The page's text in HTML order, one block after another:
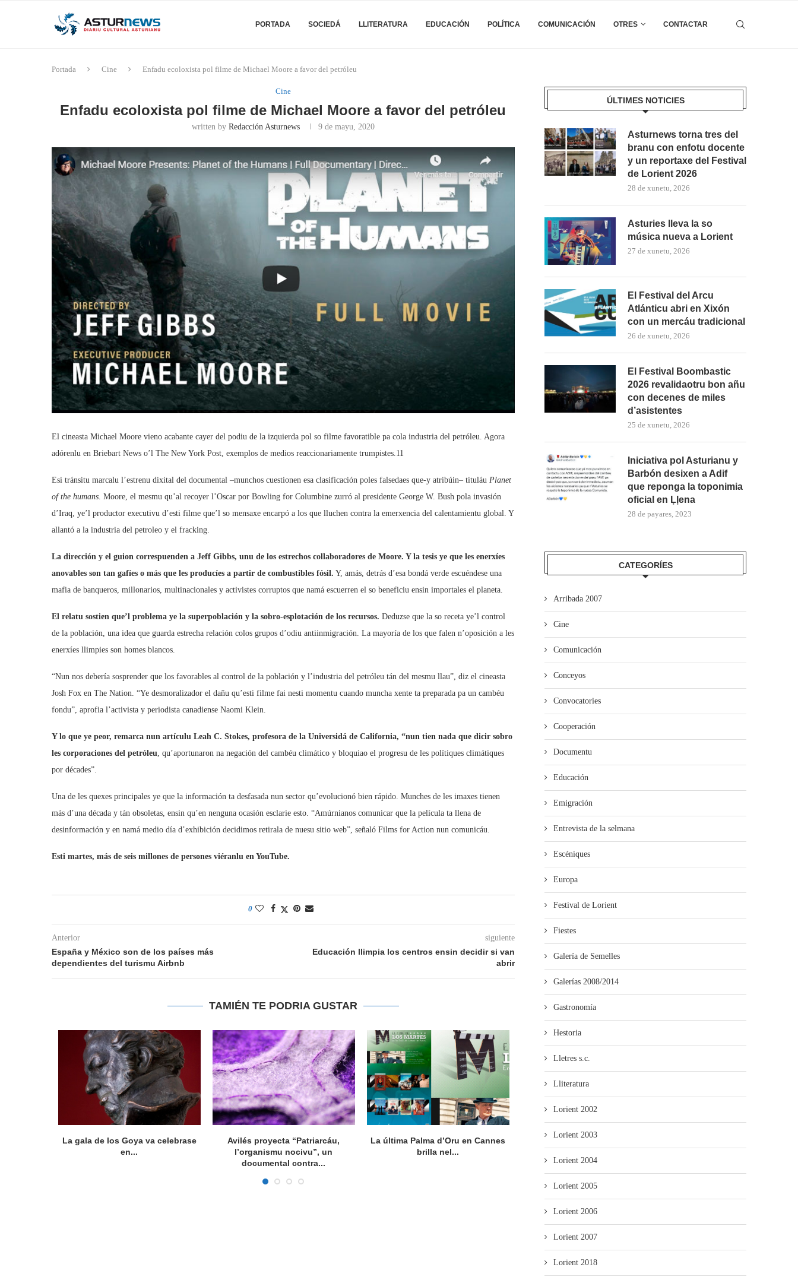
PORTADA SOCIEDÁ LLITERATURA EDUCACIÓN POLÍTICA COMUNICACIÓN OTRES CONTACTAR
Portada Cine Enfadu ecoloxista pol filme de Michael Moore a favor del petróleu
Cine
Enfadu ecoloxista pol filme de Michael Moore a favor del petróleu
written by Redacción Asturnews 9 de mayu, 2020
El cineasta Michael Moore vieno acabante cayer del podiu de la izquierda pol so filme favoratible pa cola industria del petróleu. Agora
adórenlu en Briebart News o’l The New York Post, exemplos de medios reaccionariamente trumpistes.11
Esi tránsitu marcalu l’estrenu dixital del documental –munchos cuestionen esa clasificación poles falsedaes que-y atribúin– tituláu Planet
of the humans. Moore, el mesmu qu’al recoyer l’Oscar por Bowling for Columbine zurró al presidente George W. Bush pola invasión
d’Iraq, ye’l productor executivu d’esti filme que’l so mensaxe encarpó a los que lluchen contra la emerxencia del calentamientu global. Y
allantó a la industria del petroleo y el fracking.
La dirección y el guion correspuenden a Jeff Gibbs, unu de los estrechos collaboradores de Moore. Y la tesis ye que les enerxíes
anovables son tan gafíes o más que les producíes a partir de combustibles fósil. Y, amás, detrás d’esa bondá verde escuéndese una
mafia de banqueros, millonarios, multinacionales y activistes corruptos que namá escuerren el so beneficiu ensin importales el planeta.
El relatu sostien que’l problema ye la superpoblación y la sobro-esplotación de los recursos. Deduzse que la so receta ye’l control
de la población, una idea que guarda estrecha relación colos grupos d’odiu antiinmigración. La mayoría de los que falen n’oposición a les
enerxíes llimpies son homes blancos.
“Nun nos debería sosprender que los favorables al control de la población y l’industria del petróleu tán del mesmu llau”, diz el cineasta
Josh Fox en The Nation. “Ye desmoralizador el dañu qu’esti filme fai nesti momentu cuando muncha xente ta preparada pa un cambéu
fondu”, aprofia l’activista y periodista canadiense Naomi Klein.
Y lo que ye peor, remarca nun artículu Leah C. Stokes, profesora de la Universidá de California, “nun tien nada que dicir sobro
les corporaciones del petróleu, qu’aportunaron na negación del cambéu climático y bloquiao el progresu de les polítiques climátiques
por décades”.
Una de les quexes principales ye que la información ta desfasada nun sector qu’evolucionó bien rápido. Munches de les imaxes tienen
más d’una década y tán obsoletas, ensin qu’en nenguna ocasión esclarie esto. “Amúrnianos comunicar que la película ta llena de
desinformación y en namá medio día d’exhibición decidimos retirala de nuesu sitio web”, señaló Films for Action nun comunicáu.
Esti martes, más de seis millones de persones viéranlu en YouTube.
0
Anterior
España y México son de los países más
dependientes del turismu Airbnb
siguiente
Educación llimpia los centros ensin decidir si van
abrir
TAMIÉN TE PODRIA GUSTAR
La gala de los Goya va celebrase
en...
Avilés proyecta “Patriarcáu,
l’organismu nocivu”, un
documental contra...
La última Palma d’Oru en Cannes
brilla nel...
Empiecen les proyecciones pa
ÚLTIMES NOTICIES
Asturnews torna tres del
branu con enfotu docente
y un reportaxe del Festival
de Lorient 2026
28 de xunetu, 2026
Asturies lleva la so
música nueva a Lorient
27 de xunetu, 2026
El Festival del Arcu
Atlánticu abri en Xixón
con un mercáu tradicional
26 de xunetu, 2026
El Festival Boombastic
2026 revalidaotru bon añu
con decenes de miles
d’asistentes
25 de xunetu, 2026
Iniciativa pol Asturianu y
Barbón desixen a Adif
que reponga la toponimia
oficial en Ḷḷena
28 de payares, 2023
CATEGORÍES
Arribada 2007
Cine
Comunicación
Conceyos
Convocatories
Cooperación
Documentu
Educación
Emigración
Entrevista de la selmana
Escéniques
Europa
Festival de Lorient
Fiestes
Galería de Semelles
Galerías 2008/2014
Gastronomía
Hestoria
Lletres s.c.
Lliteratura
Lorient 2002
Lorient 2003
Lorient 2004
Lorient 2005
Lorient 2006
Lorient 2007
Lorient 2018